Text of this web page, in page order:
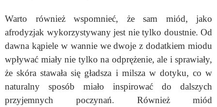
Warto również wspomnieć, że sam miód, jako
afrodyzjak wykorzystywany jest nie tylko doustnie. Od
dawna kąpiele w wannie we dwoje z dodatkiem miodu
wpływać miały nie tylko na odprężenie, ale i sprawiały,
że skóra stawała się gładsza i milsza w dotyku, co w
naturalny sposób miało inspirować do dalszych
przyjemnych poczynań. Również miód